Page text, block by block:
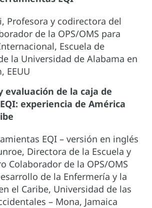
Profesora y codirectora del
de la OPS/OMS para
Escuela de
la Universidad de Alabama en
EEUU
evaluación de la caja de
experiencia de América
EQI – versión en inglés
Directora de la Escuela y
Colaborador de la OPS/OMS
de la Enfermería y la
el Caribe, Universidad de las
– Mona, Jamaica